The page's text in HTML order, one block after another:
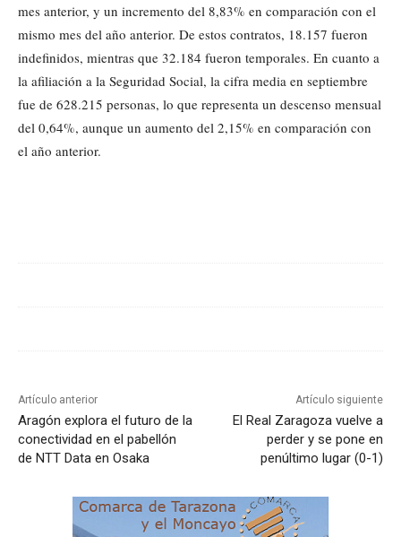
mes anterior, y un incremento del 8,83% en comparación con el
mismo mes del año anterior. De estos contratos, 18.157 fueron
indefinidos, mientras que 32.184 fueron temporales. En cuanto a
la afiliación a la Seguridad Social, la cifra media en septiembre
fue de 628.215 personas, lo que representa un descenso mensual
del 0,64%, aunque un aumento del 2,15% en comparación con
el año anterior.
Artículo anterior
Aragón explora el futuro de la
conectividad en el pabellón
de NTT Data en Osaka
Artículo siguiente
El Real Zaragoza vuelve a
perder y se pone en
penúltimo lugar (0-1)